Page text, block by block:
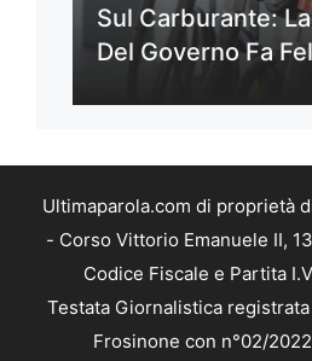
Sul Carburante:
Del Governo Fa
Ultimaparola.com di proprietà
- Corso Vittorio Emanuele II,
Codice Fiscale e Partita
Testata Giornalistica
Frosinone con n°02/